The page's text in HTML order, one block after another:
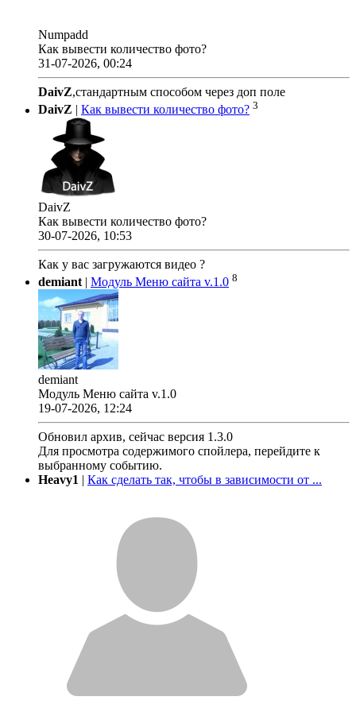
Numpadd
Как вывести количество фото?
31-07-2026, 00:24
DaivZ,стандартным способом через доп поле
DaivZ
Как вывести количество фото? 3
DaivZ
Как вывести количество фото?
30-07-2026, 10:53
Как у вас загружаются видео ?
demiant | Модуль Меню сайта v.1.0 8
demiant
Модуль Меню сайта v.1.0
19-07-2026, 12:24
Обновил архив, сейчас версия 1.3.0
Для просмотра содержимого спойлера, перейдите к
выбранному событию.
Heavy1 | Как сделать так, чтобы в зависимости от ...